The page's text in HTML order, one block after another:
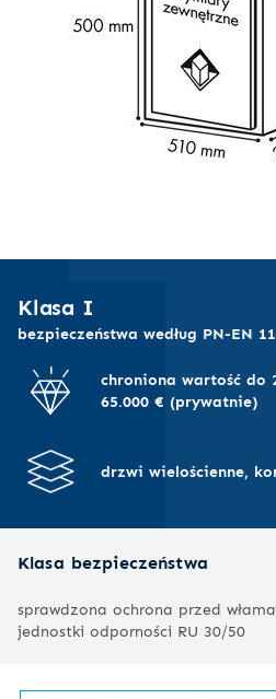
Klasa I
bezpieczeństwa według PN-EN
chroniona wartość do
65.000 € (prywatnie)
drzwi wielościenne,
Klasa bezpieczeństwa
sprawdzona ochrona przed
jednostki odporności RU 30/50